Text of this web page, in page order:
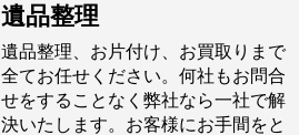
遺品整理
遺品整理、お片付け、お買取りまで
全てお任せください。何社もお問合
せをすることなく弊社なら一社で解
決いたします。お客様にお手間をと